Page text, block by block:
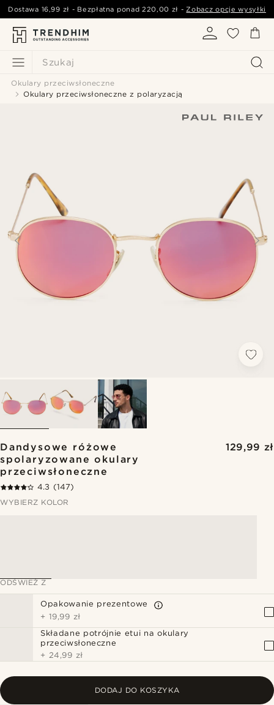
Szukaj
Dostawa 16,99 zł - Bezpłatna ponad220,00 zł -Zobacz opcje wysyłki
Okulary przeciwsłoneczne
Okulary przeciwsłoneczne z polaryzacją
Dandysowe różowe
spolaryzowane okulary
przeciwsłoneczne
129,99 zł
4.3 (147)
WYBIERZ KOLOR
ODŚWIEŻ Z
Opakowanie prezentowe
+ 19,99 zł
Składane potrójnie etui na okulary
przeciwsłoneczne
+ 24,99 zł
DODAJ DO KOSZYKA